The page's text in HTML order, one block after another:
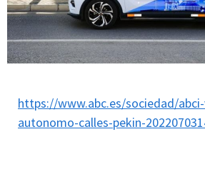
https://www.abc.es/sociedad/
autonomo-calles-pekin-